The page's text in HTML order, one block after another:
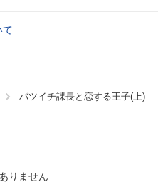
て
バツイチ課長と恋する王子(上)
りません